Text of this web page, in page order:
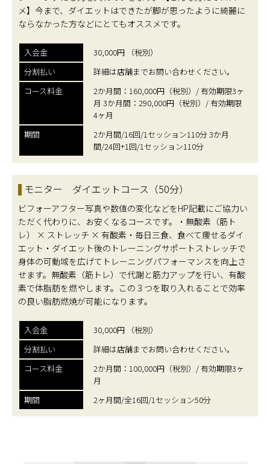
メ】今まで、ダイエットはできたが脚が思ったように綺麗に
ならなかった方などにとてもオススメです。
入会金
30,000円 （税別）
分割払い
詳細は店舗までお問い合わせください。
コース料金
2か月間：160,000円（税別）/ 有効期限3ヶ
月 3か月間：290,000円（税別）/ 有効期限
4ヶ月
期間
2か月間/16回/1セッション110分 3か月
間/24回+1回/1セッション110分
モニター ダイエットコース（50分）
ビフォーアフター写真や数値の変化などをHP記載にご協力い
ただく代わりに、お安くなるコースです。・無酸素（筋ト
レ） × ストレッチ × 有酸素・毎日三食、食べて痩せるダイ
エット・ダイエット後のトレーニングサポートストレッチで
身体の可動域を広げてトレーニングパフォーマンスを向上さ
せます。無酸素（筋トレ）で代謝と筋力アップを行い、有酸
素で体脂肪を燃やします。この３つを取り入れることで効率
の良い脂肪燃焼が可能になります。
入会金
30,000円 （税別）
分割払い
詳細は店舗までお問い合わせください。
コース料金
2か月間：100,000円（税別）/ 有効期限3ヶ
月
期間
2ヶ月間/全16回/1セッション50分